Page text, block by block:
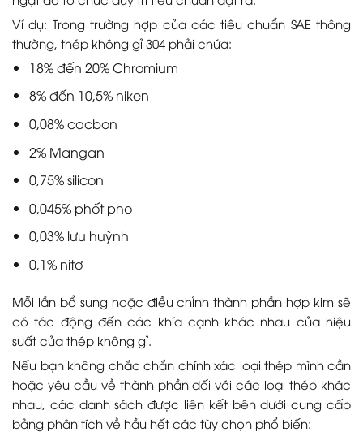
Ví dụ: Trong trường hợp của các tiêu chuẩn SAE thông
thường, thép không gỉ 304 phải chứa:
18% đến 20% Chromium
8% đến 10,5% niken
0,08% cacbon
2% Mangan
0,75% silicon
0,045% phốt pho
0,03% lưu huỳnh
0,1% nitơ
Mỗi lần bổ sung hoặc điều chỉnh thành phần hợp kim sẽ
có tác động đến các khía cạnh khác nhau của hiệu
suất của thép không gỉ.
Nếu bạn không chắc chắn chính xác loại thép mình cần
hoặc yêu cầu về thành phần đối với các loại thép khác
nhau, các danh sách được liên kết bên dưới cung cấp
bảng phân tích về hầu hết các tùy chọn phổ biến: